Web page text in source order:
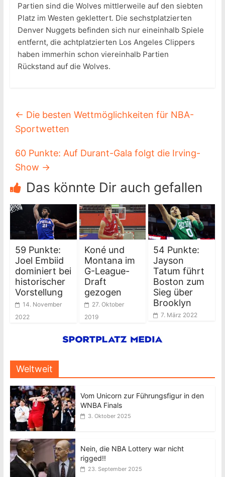
Partien sind die Wolves mittlerweile auf den siebten
Platz im Westen geklettert. Die sechstplatzierten
Denver Nuggets befinden sich nur eineinhalb Spiele
entfernt, die achtplatzierten Los Angeles Clippers
haben immerhin schon viereinhalb Partien
Rückstand auf die Wolves.
← Die besten Wettmöglichkeiten für NBA-
Sportwetten
60 Punkte: Auf Durant-Gala folgt die Irving-
Show →
Das könnte Dir auch gefallen
59 Punkte:
Joel Embiid
dominiert bei
historischer
Vorstellung
14. November
2022
Koné und
Montana im
G-League-
Draft
gezogen
27. Oktober
2019
54 Punkte:
Jayson
Tatum führt
Boston zum
Sieg über
Brooklyn
7. März 2022
Weltweit
Vom Unicorn zur Führungsfigur in den
WNBA Finals
3. Oktober 2025
Nein, die NBA Lottery war nicht
rigged!!
23. September 2025